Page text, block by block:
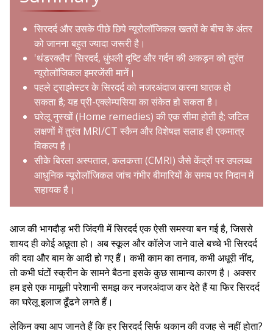
सिरदर्द और उसके पीछे छिपे न्यूरोलॉजिकल खतरों के बीच के अंतर
को जानना बहुत ज्यादा जरूरी है।
'थंडरक्लैप' सिरदर्द, धुंधली दृष्टि और गर्दन की अकड़न को तुरंत
न्यूरोलॉजिकल इमरजेंसी मानें।
पहले ट्राइमेस्टर के सिरदर्द को नजरअंदाज करना घातक हो
सकता है; यह प्री-एक्लेम्पसिया का संकेत हो सकता है।
घरेलू नुस्खों (Home remedies) की एक सीमा होती है; जटिल
लक्षणों में तुरंत MRI/CT स्कैन और विशेषज्ञ सलाह ही एकमात्र
विकल्प है।
सीके बिरला अस्पताल, कलकत्ता (CMRI) जैसे केंद्रों पर उपलब्ध
आधुनिक न्यूरोलॉजिकल जांच गंभीर बीमारियों के समय पर निदान में
सहायक है।
आज की भागदौड़ भरी जिंदगी में सिरदर्द एक ऐसी समस्या बन गई है, जिससे
शायद ही कोई अछूता हो। अब स्कूल और कॉलेज जाने वाले बच्चे भी सिरदर्द
की दवा और बाम के आदी हो गए हैं। कभी काम का तनाव, कभी अधूरी नींद,
तो कभी घंटों स्क्रीन के सामने बैठना इसके कुछ सामान्य कारण है। अक्सर
हम इसे एक मामूली परेशानी समझ कर नजरअंदाज कर देते हैं या फिर सिरदर्द
का घरेलू इलाज ढूँढने लगते हैं।
लेकिन क्या आप जानते हैं कि हर सिरदर्द सिर्फ थकान की वजह से नहीं होता?